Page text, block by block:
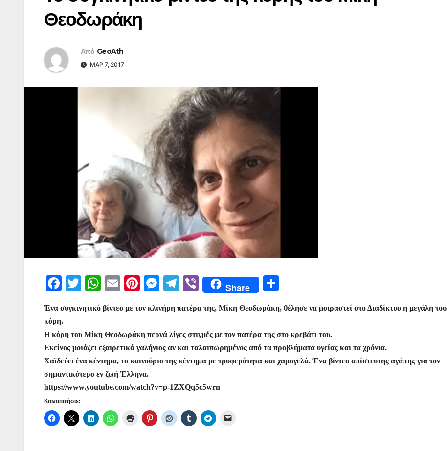
Θεοδωράκη
Από GeoAth
ΜΑΡ 7, 2017
F
c
e
b
o
o
k
T
itt
er
W
at
s
A
p
p
E
ai
l
Pi
er
e
st
M
s
s
e
n
er
T
e
gr
a
m
Vi
b
er
Share
ρ
α
σ
τε
Ένα συγκινητικό βίντεο με τον κλινήρη πατέρα της, Μίκη Θεοδωράκη, θέλησε να μοιραστεί στο Διαδίκτυο η μεγάλη του
κόρη.
Η κόρη του Μίκη Θεοδωράκη περνά λίγες στιγμές με τον πατέρα της στο κρεβάτι του.
Εκείνος μοιάζει εξαιρετικά γαλήνιος αν και ταλαιπωρημένος από τα προβλήματα υγείας και τα χρόνια.
Χαϊδεύει ένα κέντημα, το καινούριο της κέντημα με τρυφερότητα και χαμογελά. Ένα βίντεο απίστευτης αγάπης για τον
σημαντικότερο εν ζωή Έλληνα.
https://www.youtube.com/watch?v=p-1ZXQq5c5wrn
Κοινοποιήστε: